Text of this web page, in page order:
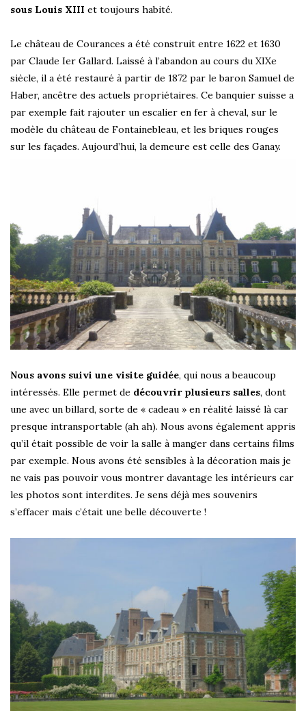
sous Louis XIII et toujours habité.
Le château de Courances a été construit entre 1622 et 1630
par Claude Ier Gallard. Laissé à l’abandon au cours du XIXe
siècle, il a été restauré à partir de 1872 par le baron Samuel de
Haber, ancêtre des actuels propriétaires. Ce banquier suisse a
par exemple fait rajouter un escalier en fer à cheval, sur le
modèle du château de Fontainebleau, et les briques rouges
sur les façades. Aujourd’hui, la demeure est celle des Ganay.
Nous avons suivi une visite guidée, qui nous a beaucoup
intéressés. Elle permet de découvrir plusieurs salles, dont
une avec un billard, sorte de « cadeau » en réalité laissé là car
presque intransportable (ah ah). Nous avons également appris
qu’il était possible de voir la salle à manger dans certains films
par exemple. Nous avons été sensibles à la décoration mais je
ne vais pas pouvoir vous montrer davantage les intérieurs car
les photos sont interdites. Je sens déjà mes souvenirs
s’effacer mais c’était une belle découverte !